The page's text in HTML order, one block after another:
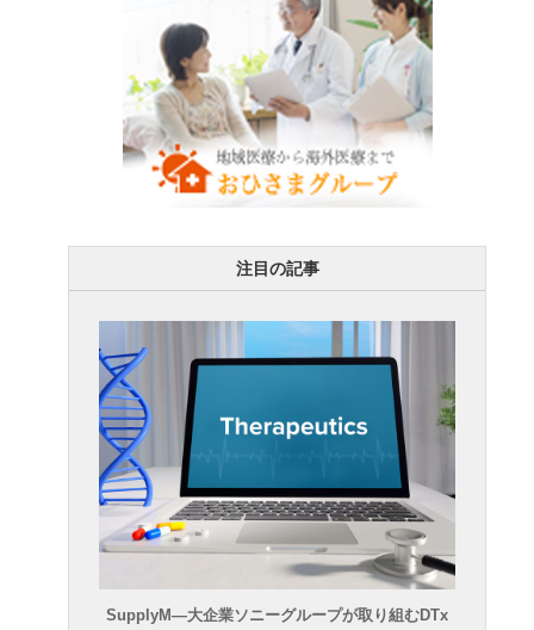
注目の記事
SupplyM―大企業ソニーグループが取り組むDTx